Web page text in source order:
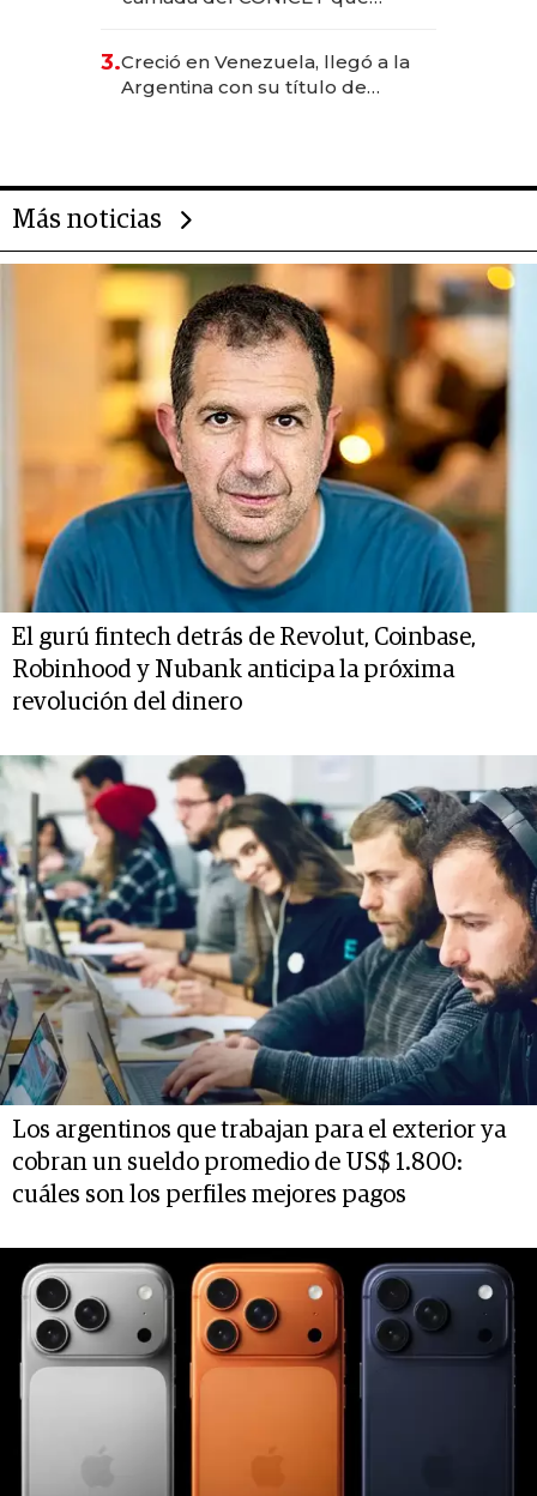
3.Creció en Venezuela, llegó a la
Argentina con su título de
Más noticias
El gurú fintech detrás de Revolut, Coinbase,
Robinhood y Nubank anticipa la próxima
revolución del dinero
Los argentinos que trabajan para el exterior ya
cobran un sueldo promedio de US$ 1.800:
cuáles son los perfiles mejores pagos